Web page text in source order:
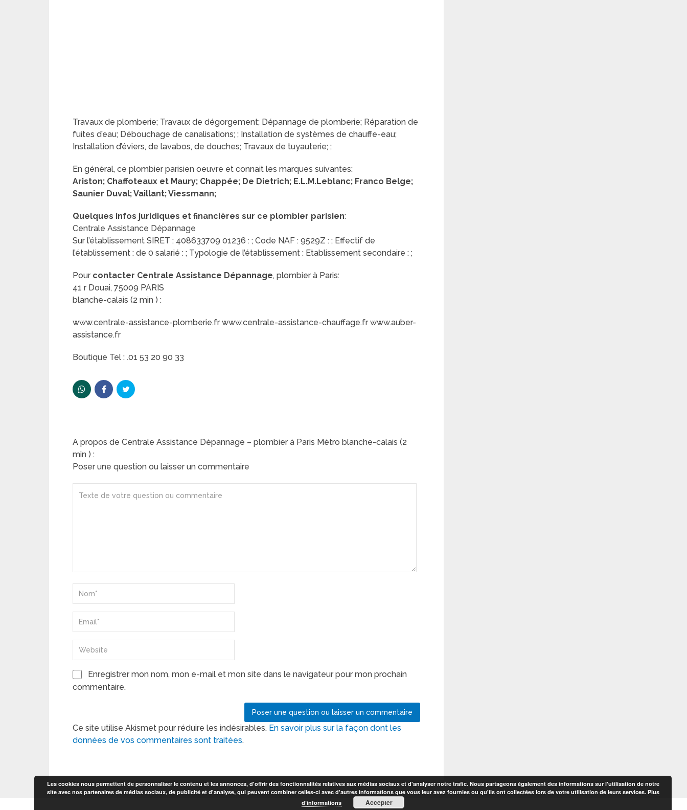
Travaux de plomberie; Travaux de dégorgement; Dépannage de plomberie; Réparation de
fuites d’eau; Débouchage de canalisations; ; Installation de systèmes de chauffe-eau;
Installation d’éviers, de lavabos, de douches; Travaux de tuyauterie; ;
En général, ce plombier parisien oeuvre et connait les marques suivantes:
Ariston; Chaffoteaux et Maury; Chappée; De Dietrich; E.L.M.Leblanc; Franco Belge;
Saunier Duval; Vaillant; Viessmann;
Quelques infos juridiques et financières sur ce plombier parisien:
Centrale Assistance Dépannage
Sur l’établissement SIRET : 408633709 01236 : ; Code NAF : 9529Z : ; Effectif de
l’établissement : de 0 salarié : ; Typologie de l’établissement : Etablissement secondaire : ;
Pour contacter Centrale Assistance Dépannage, plombier à Paris:
41 r Douai, 75009 PARIS
blanche-calais (2 min ) :
www.centrale-assistance-plomberie.fr www.centrale-assistance-chauffage.fr www.auber-
assistance.fr
Boutique Tel : .01 53 20 90 33
A propos de Centrale Assistance Dépannage – plombier à Paris Métro blanche-calais (2
min ) :
Poser une question ou laisser un commentaire
Enregistrer mon nom, mon e-mail et mon site dans le navigateur pour mon prochain
commentaire.
Ce site utilise Akismet pour réduire les indésirables. En savoir plus sur la façon dont les
données de vos commentaires sont traitées.
Les cookies nous permettent de personnaliser le contenu et les annonces, d'offrir des fonctionnalités relatives aux médias sociaux et d'analyser notre trafic. Nous partageons également des informations sur l'utilisation de notre
site avec nos partenaires de médias sociaux, de publicité et d'analyse, qui peuvent combiner celles-ci avec d'autres informations que vous leur avez fournies ou qu'ils ont collectées lors de votre utilisation de leurs services. Plus
d’informations
Accepter